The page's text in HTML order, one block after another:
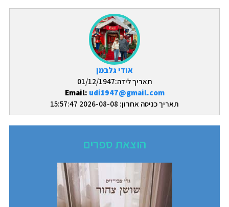
אודי גלבמן
תאריך לידה:01/12/1947
Email: udi1947@gmail.com
תאריך כניסה אחרון: 2026-08-08 15:57:47
הוצאת ספרים